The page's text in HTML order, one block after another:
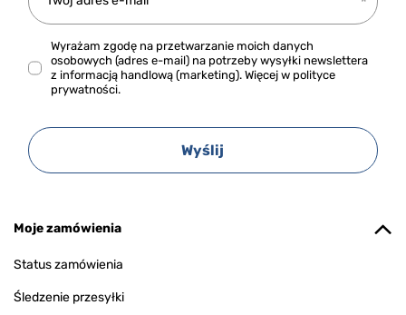
Wyrażam zgodę na przetwarzanie moich danych
osobowych (adres e-mail) na potrzeby wysyłki newslettera
z informacją handlową (marketing). Więcej w polityce
prywatności.
Wyślij
Moje zamówienia
Status zamówienia
Śledzenie przesyłki